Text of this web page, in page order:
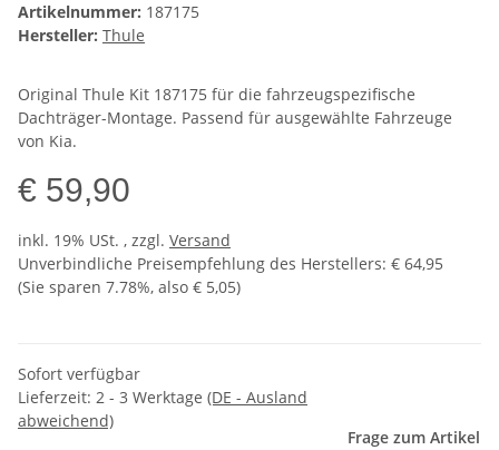
Artikelnummer: 187175
Hersteller: Thule
Original Thule Kit 187175 für die fahrzeugspezifische
Dachträger-Montage. Passend für ausgewählte Fahrzeuge
von Kia.
€ 59,90
inkl. 19% USt. , zzgl. Versand
Unverbindliche Preisempfehlung des Herstellers: € 64,95
(Sie sparen 7.78%, also € 5,05)
Sofort verfügbar
Lieferzeit: 2 - 3 Werktage (DE - Ausland
abweichend)
Frage zum Artikel